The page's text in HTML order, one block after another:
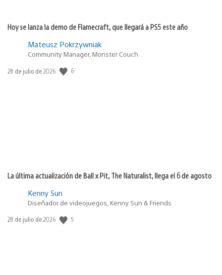
Hoy se lanza la demo de Flamecraft, que llegará a PS5 este año
Mateusz Pokrzywniak
Community Manager, Monster Couch
Fecha
28 de julio de 2026 6
La última actualización de Ball x Pit, The Naturalist, llega el 6 de agosto
Kenny Sun
Diseñador de videojuegos, Kenny Sun & Friends
Fecha
28 de julio de 2026 5